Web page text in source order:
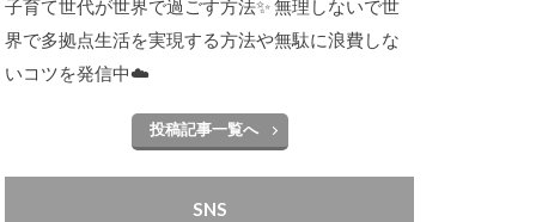
子育て世代が世界で過ごす方法✨ 無理しないで世
界で多拠点生活を実現する方法や無駄に浪費しな
いコツを発信中☁️
投稿記事一覧へ
SNS